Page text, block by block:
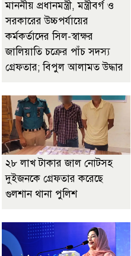
মাননীয় প্রধানমন্ত্রী, মন্ত্রীবর্গ ও
সরকারের উচ্চপর্যায়ের
কর্মকর্তাদের সিল-স্বাক্ষর
জালিয়াতি চক্রের পাঁচ সদস্য
গ্রেফতার; বিপুল আলামত উদ্ধার
২৮ লাখ টাকার জাল নোটসহ
দুইজনকে গ্রেফতার করেছে
গুলশান থানা পুলিশ